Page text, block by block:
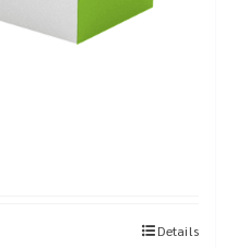
Details